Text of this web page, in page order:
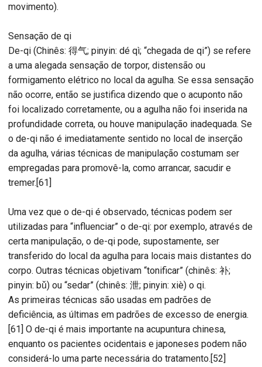
movimento).
Sensação de qi
De-qi (Chinês: 得气; pinyin: dé qì; “chegada de qi”) se refere
a uma alegada sensação de torpor, distensão ou
formigamento elétrico no local da agulha. Se essa sensação
não ocorre, então se justifica dizendo que o acuponto não
foi localizado corretamente, ou a agulha não foi inserida na
profundidade correta, ou houve manipulação inadequada. Se
o de-qi não é imediatamente sentido no local de inserção
da agulha, várias técnicas de manipulação costumam ser
empregadas para promovê-la, como arrancar, sacudir e
tremer.[61]
Uma vez que o de-qi é observado, técnicas podem ser
utilizadas para “influenciar” o de-qi: por exemplo, através de
certa manipulação, o de-qi pode, supostamente, ser
transferido do local da agulha para locais mais distantes do
corpo. Outras técnicas objetivam “tonificar” (chinês: 补;
pinyin: bǔ) ou “sedar” (chinês: 泄; pinyin: xiè) o qi.
As primeiras técnicas são usadas em padrões de
deficiência, as últimas em padrões de excesso de energia.
[61] O de-qi é mais importante na acupuntura chinesa,
enquanto os pacientes ocidentais e japoneses podem não
considerá-lo uma parte necessária do tratamento.[52]